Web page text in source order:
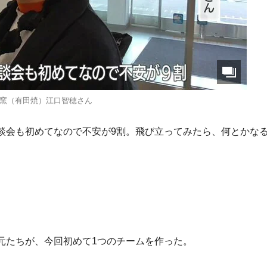
（有田焼）江口智穂さん
も初めてなので不安が9割。飛び立ってみたら、何とかな
ちが、今回初めて1つのチームを作った。